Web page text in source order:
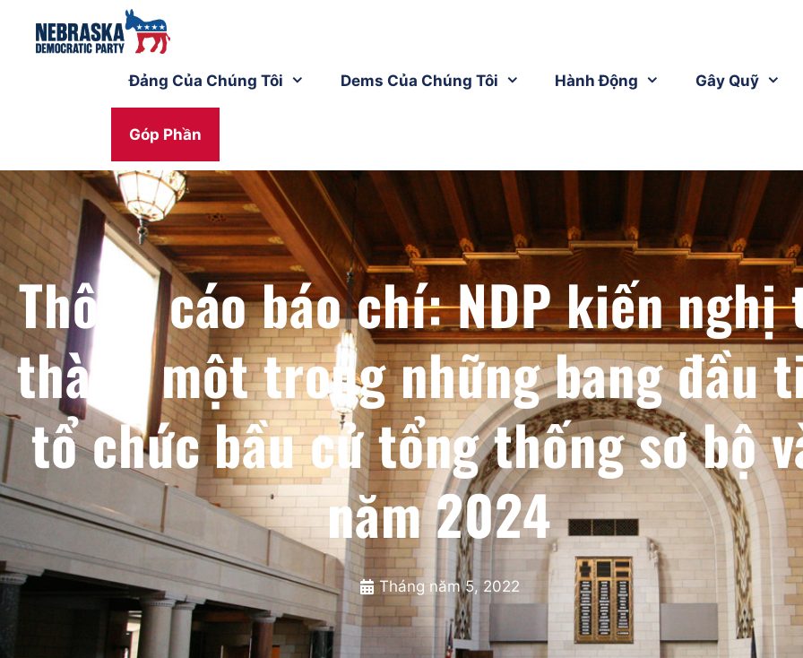
Đảng Của Chúng Tôi Dems Của Chúng Tôi Hành Động Gây Quỹ
Góp Phần
Thông cáo báo chí: NDP kiến
thành một trong những bang đầu
tổ chức bầu cử tổng thống sơ bộ
năm 2024
Tháng năm 5, 2022